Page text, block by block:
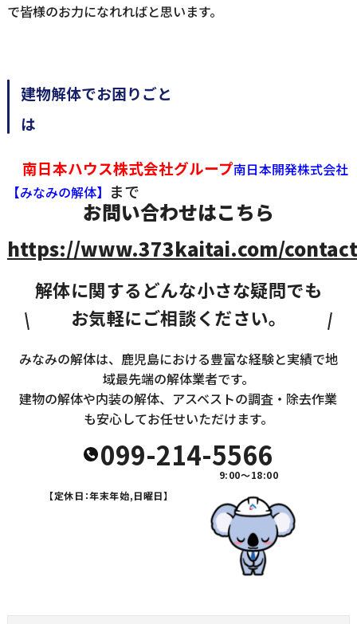
で皆様のお力になれればと思います。
建物解体でお困りごと
南日本ハウス株式会社グループ南日本開発株式会社
【みなみの解体】 まで
お問い合わせはこちら
https://www.373kaitai.com/
解体に関するどんな小さな疑問でも
お気軽にご相談ください。
みなみの解体は、鹿児島における豊富な経験と実績で地
域最先端の解体業者です。
建物の解体や内装の解体、アスベストの調査・除去作業
も安心してお任せいただけます。
099-214-5566
9:00～18:00
【定休日：年末年始,日曜日】